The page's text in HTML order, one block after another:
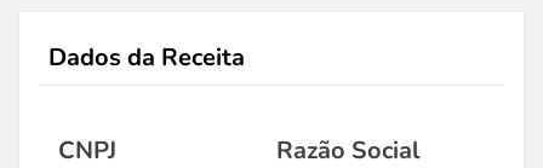
Dados da Receita
CNPJ Razão Social